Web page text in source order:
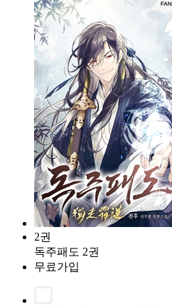
2권
독주패도 2권
무료가입